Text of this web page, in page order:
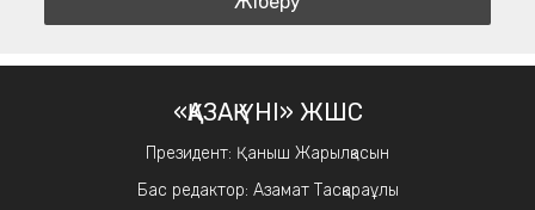
«ҚАЗАҚ ҮНІ» ЖШС
Президент: Қаныш Жарылқасын
Бас редактор: Азамат Тасқараұлы